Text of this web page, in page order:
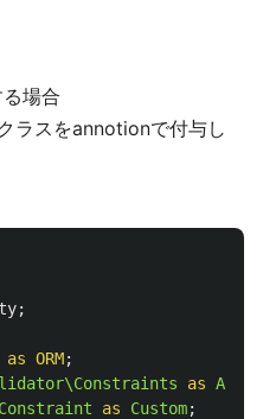
場合
ラスをannotionで付与し
;
as ORM;
as
as Custom;